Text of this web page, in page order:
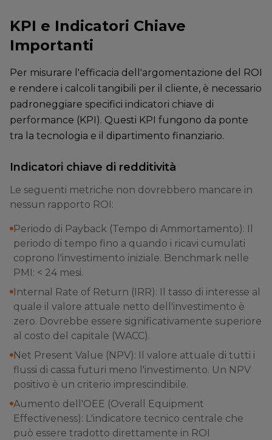
KPI e Indicatori Chiave
Importanti
Per misurare l'efficacia dell'argomentazione del ROI
e rendere i calcoli tangibili per il cliente, è necessario
padroneggiare specifici indicatori chiave di
performance (KPI). Questi KPI fungono da ponte
tra la tecnologia e il dipartimento finanziario.
Indicatori chiave di redditività
Le seguenti metriche non dovrebbero mancare in
nessun rapporto ROI:
Periodo di Payback (Tempo di Ammortamento): Il
periodo di tempo fino a quando i ricavi cumulati
coprono l'investimento iniziale. Benchmark nelle
PMI: < 24 mesi.
Internal Rate of Return (IRR): Il tasso di interesse al
quale il valore attuale netto dell'investimento è
zero. Dovrebbe essere significativamente superiore
al costo del capitale (WACC).
Net Present Value (NPV): Il valore attuale di tutti i
flussi di cassa futuri meno l'investimento. Un NPV
positivo è un criterio imprescindibile.
Aumento dell'OEE (Overall Equipment
Effectiveness): L'indicatore tecnico centrale che
può essere tradotto direttamente in ROI